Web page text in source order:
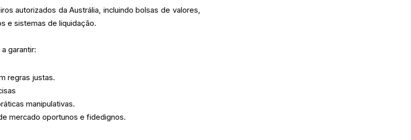
autorizados da Austrália, incluindo bolsas de valores,
e sistemas de liquidação.
garantir:
regras justas.
manipulativas.
mercado oportunos e fidedignos.